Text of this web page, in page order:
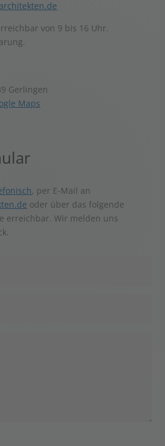
von 9 bis 16 Uhr.
Gerlingen
Maps
, per E-Mail an
oder über das folgende
erreichbar. Wir melden uns